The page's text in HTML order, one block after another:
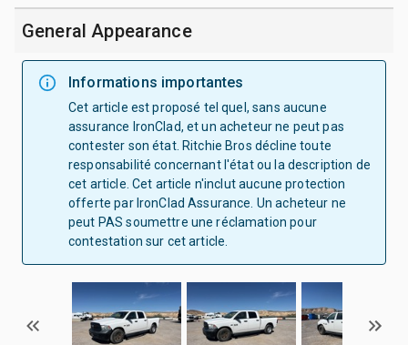
General Appearance
Informations importantes
Cet article est proposé tel quel, sans aucune
assurance IronClad, et un acheteur ne peut pas
contester son état. Ritchie Bros décline toute
responsabilité concernant l'état ou la description de
cet article. Cet article n'inclut aucune protection
offerte par IronClad Assurance. Un acheteur ne
peut PAS soumettre une réclamation pour
contestation sur cet article.